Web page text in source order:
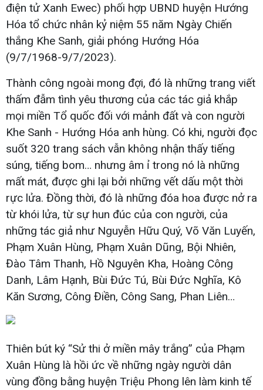
điện tử Xanh Ewec) phối hợp UBND huyện Hướng
Hóa tổ chức nhân kỷ niệm 55 năm Ngày Chiến
thắng Khe Sanh, giải phóng Hướng Hóa
(9/7/1968-9/7/2023).
Thành công ngoài mong đợi, đó là những trang viết
thấm đẫm tình yêu thương của các tác giả khắp
mọi miền Tổ quốc đối với mảnh đất và con người
Khe Sanh - Hướng Hóa anh hùng. Có khi, người đọc
suốt 320 trang sách vẫn không nhận thấy tiếng
súng, tiếng bom… nhưng âm ỉ trong nó là những
mất mát, được ghi lại bởi những vết dấu một thời
rực lửa. Đồng thời, đó là những đóa hoa được nở ra
từ khói lửa, từ sự hun đúc của con người, của
những tác giả như Nguyễn Hữu Quý, Võ Văn Luyến,
Phạm Xuân Hùng, Phạm Xuân Dũng, Bội Nhiên,
Đào Tâm Thanh, Hồ Nguyên Kha, Hoàng Công
Danh, Lâm Hạnh, Bùi Đức Tú, Bùi Đức Nghĩa, Kô
Kăn Sương, Công Điền, Công Sang, Phan Liên…
Thiên bút ký “Sử thi ở miền mây trắng” của Phạm
Xuân Hùng là hồi ức về những ngày người dân
vùng đồng bằng huyện Triệu Phong lên làm kinh tế